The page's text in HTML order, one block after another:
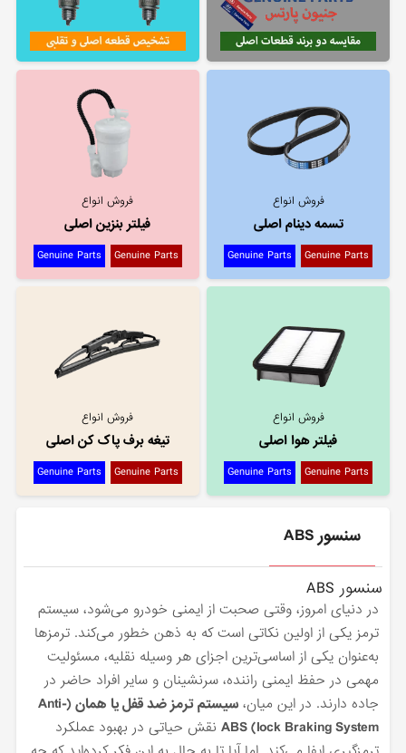
فروش انواع
تسمه دینام اصلی
Genuine Parts
Genuine Parts
فروش انواع
فیلتر بنزین اصلی
Genuine Parts
Genuine Parts
فروش انواع
فیلتر هوا اصلی
Genuine Parts
Genuine Parts
فروش انواع
تیغه برف پاک کن اصلی
Genuine Parts
Genuine Parts
سنسور ABS
سنسور ABS
در دنیای امروز، وقتی صحبت از ایمنی خودرو می‌شود، سیستم
ترمز یکی از اولین نکاتی است که به ذهن خطور می‌کند. ترمزها
به‌عنوان یکی از اساسی‌ترین اجزای هر وسیله نقلیه، مسئولیت
مهمی در حفظ ایمنی راننده، سرنشینان و سایر افراد حاضر در
جاده دارند. در این میان،
سیستم ترمز ضد قفل یا همان (Anti-
lock Braking System) ABS
نقش حیاتی در بهبود عملکرد